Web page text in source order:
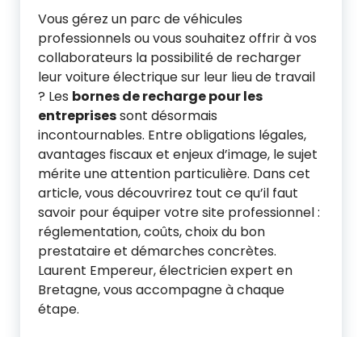
Vous gérez un parc de véhicules
professionnels ou vous souhaitez offrir à vos
collaborateurs la possibilité de recharger
leur voiture électrique sur leur lieu de travail
? Les bornes de recharge pour les
entreprisessont désormais
incontournables. Entre obligations légales,
avantages fiscaux et enjeux d’image, le sujet
mérite une attention particulière. Dans cet
article, vous découvrirez tout ce qu’il faut
savoir pour équiper votre site professionnel :
réglementation, coûts, choix du bon
prestataire et démarches concrètes.
Laurent Empereur, électricien expert en
Bretagne, vous accompagne à chaque
étape.